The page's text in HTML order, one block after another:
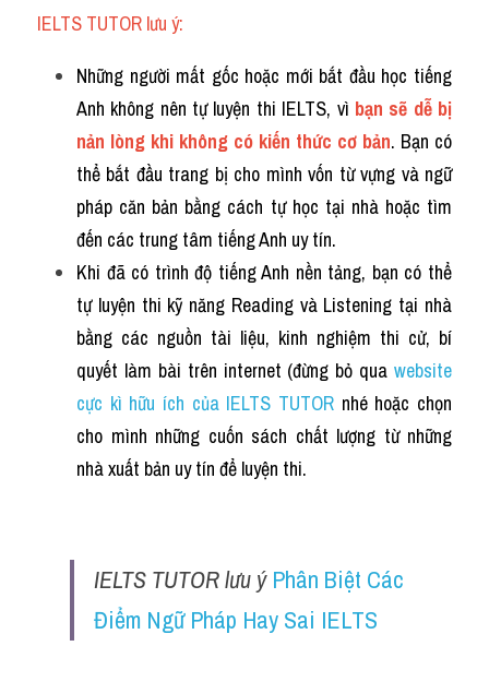
IELTS TUTOR lưu ý:
Những người mất gốc hoặc mới bắt đầu học tiếng
Anh không nên tự luyện thi IELTS, vì bạn sẽ dễ bị
nản lòng khi không có kiến thức cơ bản. Bạn có
thể bắt đầu trang bị cho mình vốn từ vựng và ngữ
pháp căn bản bằng cách tự học tại nhà hoặc tìm
đến các trung tâm tiếng Anh uy tín.
Khi đã có trình độ tiếng Anh nền tảng, bạn có thể
tự luyện thi kỹ năng Reading và Listening tại nhà
bằng các nguồn tài liệu, kinh nghiệm thi cử, bí
quyết làm bài trên internet (đừng bỏ qua website
cực kì hữu ích của IELTS TUTOR nhé hoặc chọn
cho mình những cuốn sách chất lượng từ những
nhà xuất bản uy tín để luyện thi.
IELTS TUTOR lưu ý Phân Biệt Các
Điểm Ngữ Pháp Hay Sai IELTS